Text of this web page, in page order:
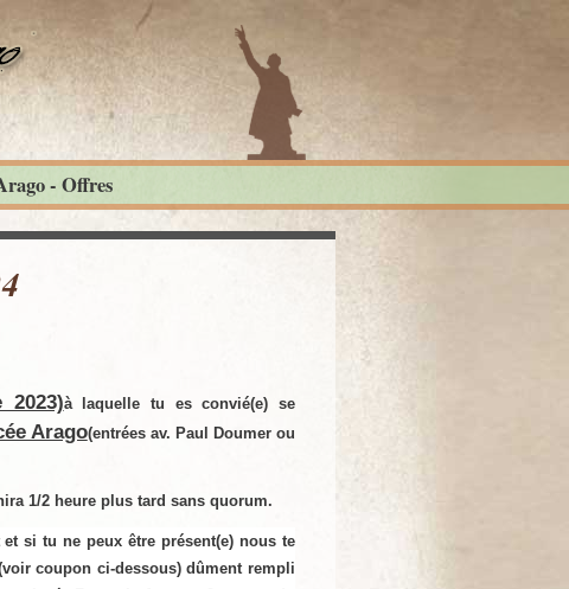
2023)à laquelle tu es convié(e) se
Arago(entrées av. Paul Doumer ou
1/2 heure plus tard sans quorum.
si tu ne peux être présent(e) nous te
coupon ci-dessous) dûment rempli
- Offres